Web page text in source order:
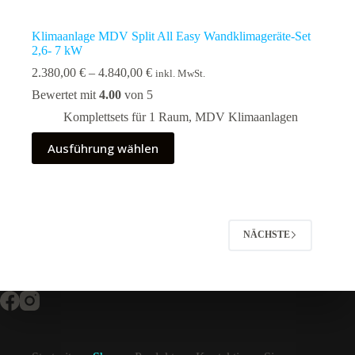
Klimaanlage MDV Split All Easy Wandklimageräte-Set
2,6- 7 kW
2.380,00 € – 4.840,00 €Preisspanne:
bis
4.840,00 €
inkl. MwSt.
Bewertet mit 4.00 von 5
Komplettsets für 1 Raum, MDV Klimaanlagen
Ausführung wählen
Dieses
Produkt
weist
Produktseite
gewählt
NÄCHSTE